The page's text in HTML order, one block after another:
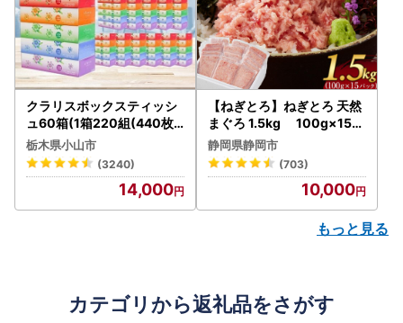
クラリスボックスティッシ
ュ60箱(1箱220組(440枚))
(5個入り×12セット)【配送
不可地域：離島・沖縄県】
【1256759】
栃木県小山市
(3240)
14,000
【ねぎとろ】ねぎとろ 天然
まぐろ 1.5kg 100g×15パ
ック
静岡県静岡市
(703)
10,000
もっと見る
カテゴリから返礼品をさがす